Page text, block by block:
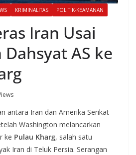
KRIMINALITAS POLITIK-KEAMANAN
Iran Usai
AS ke
antara Iran dan Amerika Serikat
Washington melancarkan
ke Pulau Kharg, salah satu
Iran di Teluk Persia. Serangan